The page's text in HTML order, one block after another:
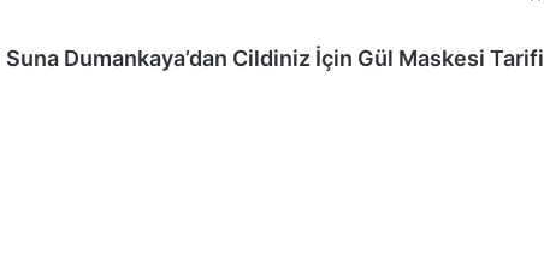
Suna Dumankaya’dan Cildiniz İçin Gül Maskesi Tarifi